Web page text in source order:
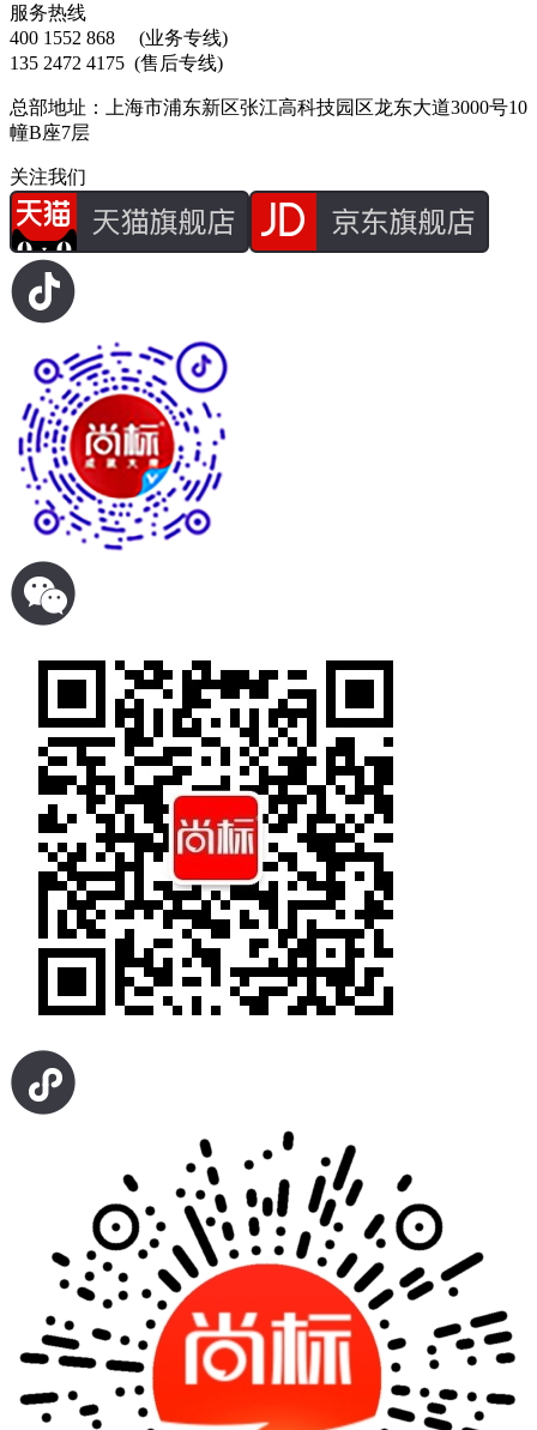
服务热线
400 1552 868
(业务专线)
135 2472 4175 (售后专线)
总部地址：上海市浦东新区张江高科技园区龙东大道3000号10
幢B座7层
关注我们